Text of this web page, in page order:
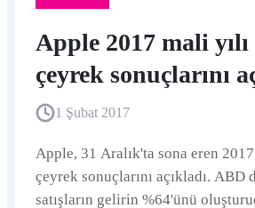
Apple 2017 mali
çeyrek sonuçlarını
1 Şubat 2017
Apple, 31 Aralık'ta sona eren
çeyrek sonuçlarını açıkladı. ABD
satışların gelirin %64'ünü